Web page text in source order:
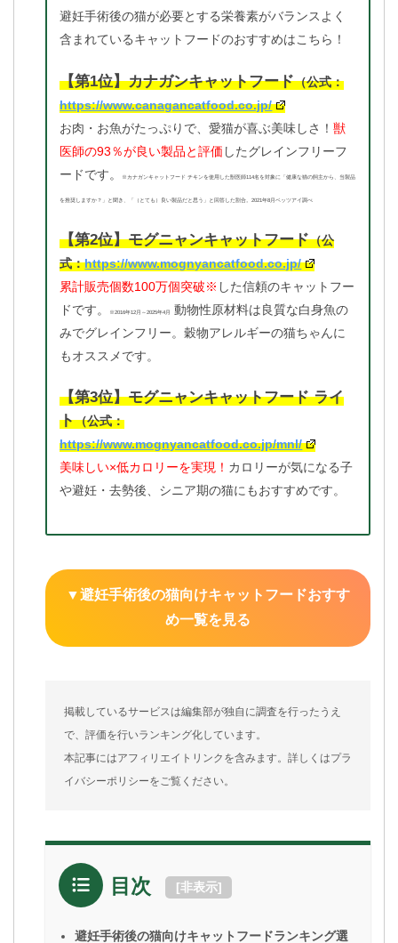
避妊手術後の猫が必要とする栄養素がバランスよく
含まれているキャットフードのおすすめはこちら！
【第1位】カナガンキャットフード（公式：
https://www.canagancatfood.co.jp/
お肉・お魚がたっぷりで、愛猫が喜ぶ美味しさ！獣
医師の93％が良い製品と評価 したグレインフリーフ
ードです。
※カナガンキャットフード チキンを使用した獣医師114名を対象に「健康な猫の飼主から、当製品
を推奨しますか？」と聞き、「（とても）良い製品だと思う」と回答した割合。2021年8月ベッツアイ調べ
【第2位】モグニャンキャットフード（公
式：https://www.mognyancatfood.co.jp/
累計販売個数100万個突破※ した信頼のキャットフー
ドです。
※2016年12月～2025年4月
動物性原材料は良質な白身魚の
みでグレインフリー。穀物アレルギーの猫ちゃんに
もオススメです。
【第3位】モグニャンキャットフード ライ
ト（公式：
https://www.mognyancatfood.co.jp/mnl/
美味しい×低カロリーを実現！ カロリーが気になる子
や避妊・去勢後、シニア期の猫にもおすすめです。
▼避妊手術後の猫向けキャットフードおすす
め一覧を見る
掲載しているサービスは編集部が独自に調査を行ったうえ
で、評価を行いランキング化しています。
本記事にはアフィリエイトリンクを含みます。詳しくはプラ
イバシーポリシーをご覧ください。
目次 [非表示]
避妊手術後の猫向けキャットフードランキング選